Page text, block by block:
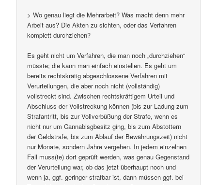
> Wo genau liegt die Mehrarbeit? Was macht denn mehr
Arbeit aus? Die Akten zu sichten, oder das Verfahren
komplett durchziehen?
Es geht nicht um Verfahren, die man noch „durchziehen“
müsste; die kann man einfach einstellen. Es geht um
bereits rechtskrätig abgeschlossene Verfahren mit
Verurteilungen, die aber noch nicht (vollständig)
vollstreckt sind. Zwischen rechtskräftigem Urteil und
Abschluss der Vollstreckung können (bis zur Ladung zum
Strafantritt, bis zur Vollverbüßung der Strafe, wenn es
nicht nur um Cannabisgbesitz ging, bis zum Abstottern
der Geldstrafe, bis zum Ablauf der Bewährungszeit) nicht
nur Monate, sondern Jahre vergehen. In jedem einzelnen
Fall muss(te) dort geprüft werden, was genau Gegenstand
der Verurteilung war, ob das jetzt überhaupt noch und
wenn ja, ggf. geringer strafbar ist, dann müssen ggf. bei